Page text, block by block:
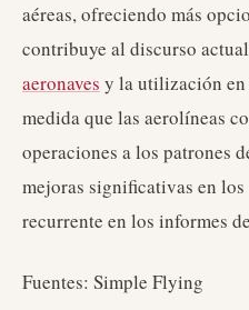
aéreas, ofreciendo más
contribuye al discurso
aeronaves y la utilización
medida que las aerolíneas
operaciones a los patrones
mejoras significativas en
recurrente en los informes
Fuentes: Simple Flying